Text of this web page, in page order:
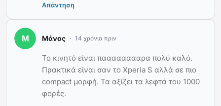
Απάντηση
Μάνος 14 χρόνια πριν
Το κινητό είναι πααααααααρα πολύ καλό.
Πρακτικά είναι σαν το Xperia S αλλά σε πιο
compact μορφή. Τα αξίζει τα λεφτά του 1000
φορές.